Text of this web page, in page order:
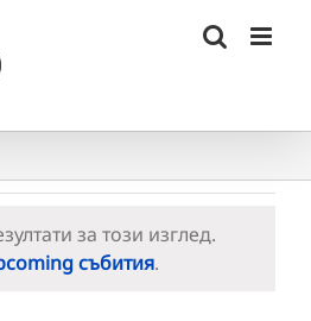
за този изглед.
събития.